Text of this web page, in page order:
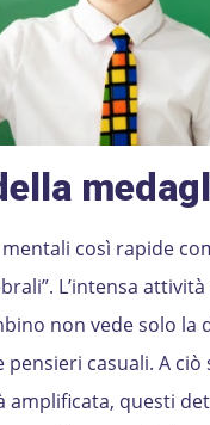
così rapide
L’intensa
non vede solo la
casuali. A
amplificata, questi